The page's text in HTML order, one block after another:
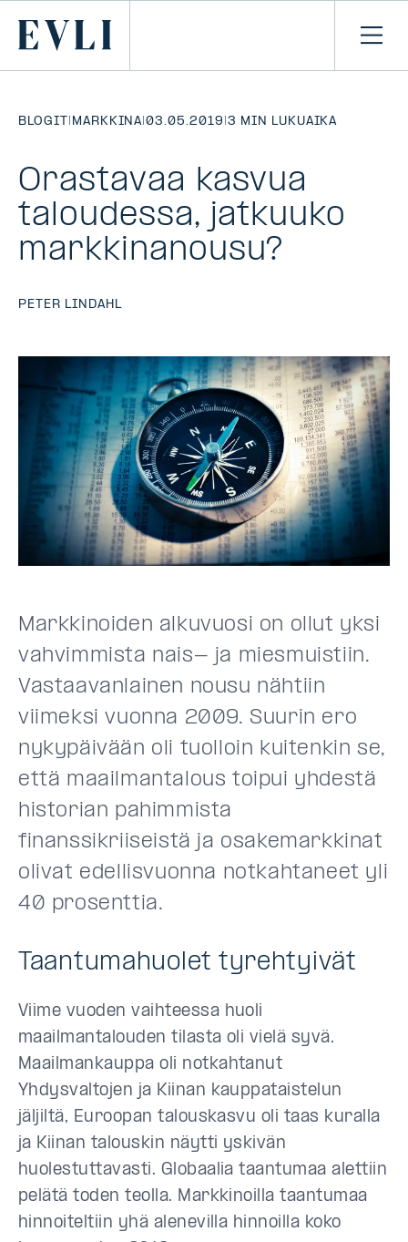
Primary
Avaa
BLOGIT | MARKKINA|03.05.2019 |3 MIN LUKUAIKA
Orastavaa kasvua
taloudessa, jatkuuko
markkinanousu?
PETER LINDAHL
Markkinoiden alkuvuosi on ollut yksi
vahvimmista nais- ja miesmuistiin.
Vastaavanlainen nousu nähtiin
viimeksi vuonna 2009. Suurin ero
nykypäivään oli tuolloin kuitenkin se,
että maailmantalous toipui yhdestä
historian pahimmista
finanssikriiseistä ja osakemarkkinat
olivat edellisvuonna notkahtaneet yli
40 prosenttia.
Taantumahuolet tyrehtyivät
Viime vuoden vaihteessa huoli
maailmantalouden tilasta oli vielä syvä.
Maailmankauppa oli notkahtanut
Yhdysvaltojen ja Kiinan kauppataistelun
jäljiltä, Euroopan talouskasvu oli taas kuralla
ja Kiinan talouskin näytti yskivän
huolestuttavasti. Globaalia taantumaa alettiin
pelätä toden teolla. Markkinoilla taantumaa
hinnoiteltiin yhä alenevilla hinnoilla koko